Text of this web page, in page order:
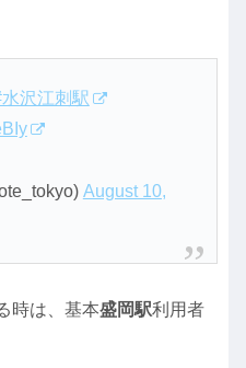
沢江刺駅
August 10,
時は、基本盛岡駅利用者